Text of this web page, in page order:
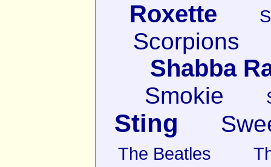
Roxette
Scorpions
Shabba
Smokie
Sting
The Beatles